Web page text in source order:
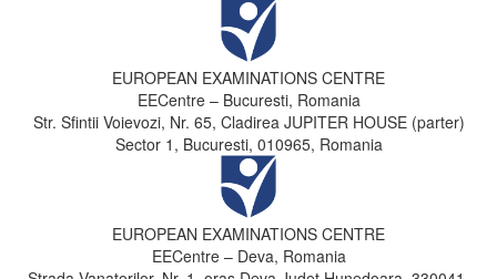
EUROPEAN EXAMINATIONS CENTRE
EECentre – Bucuresti, Romania
Str. Sfintii Voievozi, Nr. 65, Cladirea JUPITER HOUSE (parter)
Sector 1, Bucuresti, 010965, Romania
EUROPEAN EXAMINATIONS CENTRE
EECentre – Deva, Romania